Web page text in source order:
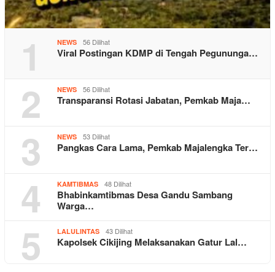
1 NEWS 56 Dilihat
Viral Postingan KDMP di Tengah Pegununga…
2 NEWS 56 Dilihat
Transparansi Rotasi Jabatan, Pemkab Maja…
3 NEWS 53 Dilihat
Pangkas Cara Lama, Pemkab Majalengka Ter…
4 KAMTIBMAS 48 Dilihat
Bhabinkamtibmas Desa Gandu Sambang
Warga…
5 LALULINTAS 43 Dilihat
Kapolsek Cikijing Melaksanakan Gatur Lal…